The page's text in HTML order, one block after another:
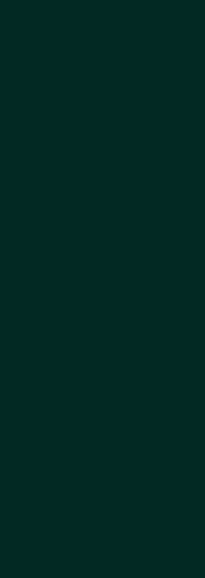
de "Bouillit" en
d'état civil. Des
géographique des
rend difficile la
régionale ou d'une
sur l'origine ou le
qui commencent par
dans certaines cultures.
ce prénom